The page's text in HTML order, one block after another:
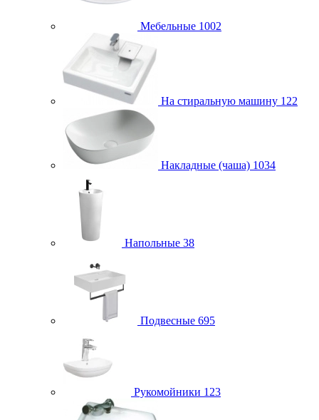
Мебельные 1002
На стиральную машину 122
Накладные (чаша) 1034
Напольные 38
Подвесные 695
Рукомойники 123